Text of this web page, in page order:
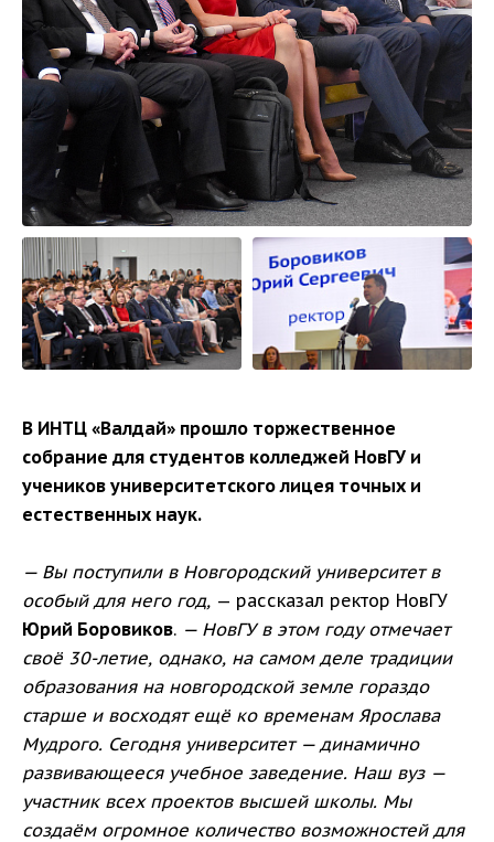
В ИНТЦ «Валдай» прошло торжественное
собрание для студентов колледжей НовГУ и
учеников университетского лицея точных и
естественных наук.
— Вы поступили в Новгородский университет в
особый для него год, — рассказал ректор НовГУ
Юрий Боровиков. — НовГУ в этом году отмечает
своё 30-летие, однако, на самом деле традиции
образования на новгородской земле гораздо
старше и восходят ещё ко временам Ярослава
Мудрого. Сегодня университет — динамично
развивающееся учебное заведение. Наш вуз —
участник всех проектов высшей школы. Мы
создаём огромное количество возможностей для